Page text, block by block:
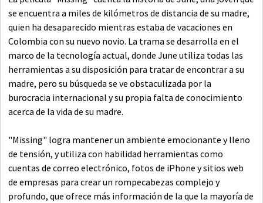
se encuentra a miles de kilómetros de distancia de su madre,
quien ha desaparecido mientras estaba de vacaciones en
Colombia con su nuevo novio. La trama se desarrolla en el
marco de la tecnología actual, donde June utiliza todas las
herramientas a su disposición para tratar de encontrar a su
madre, pero su búsqueda se ve obstaculizada por la
burocracia internacional y su propia falta de conocimiento
acerca de la vida de su madre.
"Missing" logra mantener un ambiente emocionante y lleno
de tensión, y utiliza con habilidad herramientas como
cuentas de correo electrónico, fotos de iPhone y sitios web
de empresas para crear un rompecabezas complejo y
profundo, que ofrece más información de la que la mayoría de